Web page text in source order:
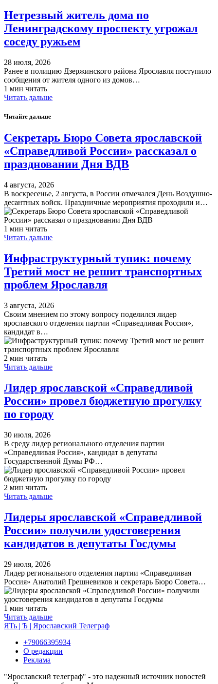
Нетрезвый житель дома по
Ленинградскому проспекту угрожал
соседу ружьем
28 июля, 2026
Ранее в полицию Дзержинского района Ярославля поступило
сообщения от жителя одного из домов…
1 мин читать
Читать дальше
Читайте дальше
Секретарь Бюро Совета ярославской
«Справедливой России» рассказал о
праздновании Дня ВДВ
4 августа, 2026
В воскресенье, 2 августа, в России отмечался День Воздушно-
десантных войск. Праздничные мероприятия проходили и…
1 мин читать
Читать дальше
Инфраструктурный тупик: почему
Третий мост не решит транспортных
проблем Ярославля
3 августа, 2026
Своим мнением по этому вопросу поделился лидер
ярославского отделения партии «Справедливая Россия»,
кандидат в…
2 мин читать
Читать дальше
Лидер ярославской «Справедливой
России» провел бюджетную прогулку
по городу
30 июля, 2026
В среду лидер регионального отделения партии
«Справедливая Россия», кандидат в депутаты
Государственной Думы РФ…
2 мин читать
Читать дальше
Лидеры ярославской «Справедливой
России» получили удостоверения
кандидатов в депутаты Госдумы
29 июля, 2026
Лидер регионального отделения партии «Справедливая
Россия» Анатолий Грешневиков и секретарь Бюро Совета…
1 мин читать
Читать дальше
ЯТь | Ѣ | Ярославский Телеграф
+79066395934
О редакции
Реклама
"Ярославский телеграф" - это надежный источник новостей